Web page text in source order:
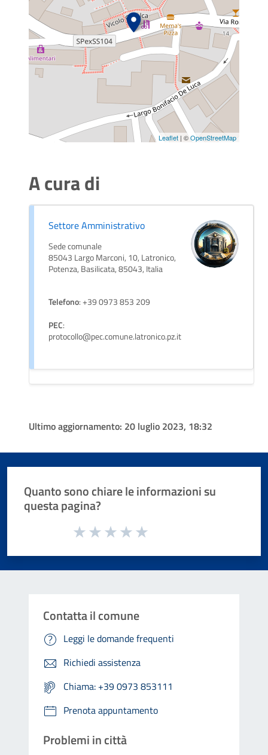
Leaflet | ©OpenStreetMap
A cura di
Settore Amministrativo
Sede comunale
85043 Largo Marconi, 10, Latronico,
Potenza, Basilicata, 85043, Italia
Telefono: +39 0973 853 209
PEC:
protocollo@pec.comune.latronico.pz.it
Ultimo aggiornamento: 20 luglio 2023, 18:32
Quanto sono chiare le informazioni su
questa pagina?
Valuta da 1 a 5 stelle la pagina
Contatta il comune
Leggi le domande frequenti
Richiedi assistenza
Chiama: +39 0973 853111
Prenota appuntamento
Problemi in città